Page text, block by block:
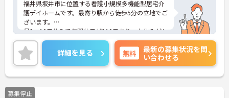
福井県坂井市に位置する看護小規模多機能型居宅介
護デイホームです。最寄り駅から徒歩5分の立地でご
ざいます。
月9～10日休みで年間休日が110日あり、お休みがし
っかり取得できますのでスタッフにとって理想の働
き方を実現しています。
賞与は計3.8ヶ月分の支給実績と嬉しい高待遇です。
ご興味のある方には、面接対策ポイントなど、さら
に詳細をお話しいたしますのでお気軽にご相談くだ
さい！
詳細を見る 無料
最新の募集状況を問
い合わせる
募集停止